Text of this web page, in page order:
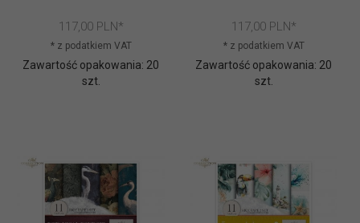
117, 00 PLN*
* z podatkiem VAT
Zawartość opakowania: 20
szt.
117, 00 PLN*
* z podatkiem VAT
Zawartość opakowania: 20
szt.